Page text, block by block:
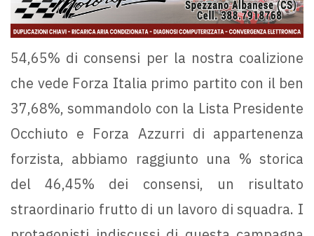
54,65% di consensi per la nostra coalizione
che vede Forza Italia primo partito con il ben
37,68%, sommandolo con la Lista Presidente
Occhiuto e Forza Azzurri di appartenenza
forzista, abbiamo raggiunto una % storica
del 46,45% dei consensi, un risultato
straordinario frutto di un lavoro di squadra. I